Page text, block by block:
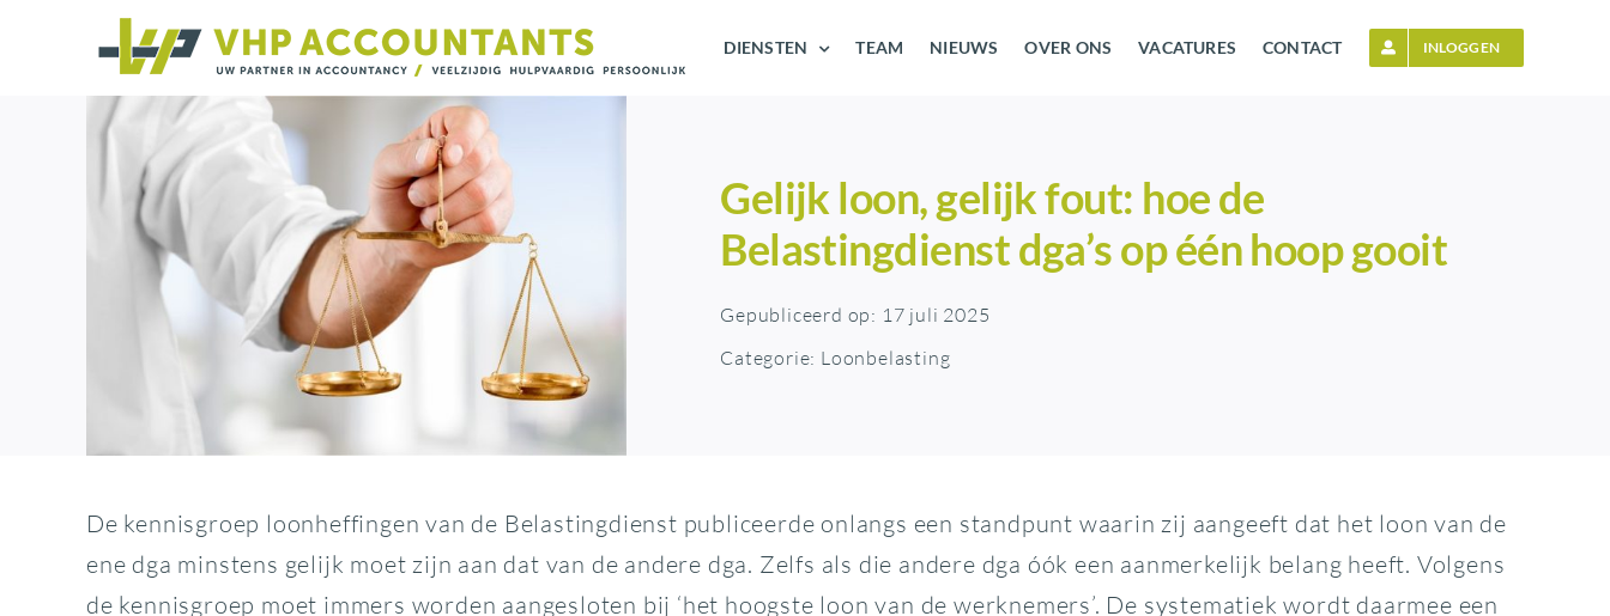
DIENSTEN TEAM NIEUWS OVER ONS VACATURES CONTACT INLOGGEN
Gelijk loon, gelijk fout: hoe de
Belastingdienst dga’s op één hoop gooit
Gepubliceerd op: 17 juli 2025
Categorie: Loonbelasting
De kennisgroep loonheffingen van de Belastingdienst publiceerde onlangs een standpunt waarin zij aangeeft dat het loon van de
ene dga minstens gelijk moet zijn aan dat van de andere dga. Zelfs als die andere dga óók een aanmerkelijk belang heeft. Volgens
de kennisgroep moet immers worden aangesloten bij ‘het hoogste loon van de werknemers’. De systematiek wordt daarmee een